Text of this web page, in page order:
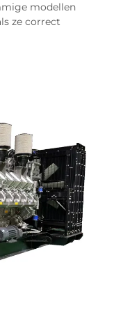
modellen
ze correct